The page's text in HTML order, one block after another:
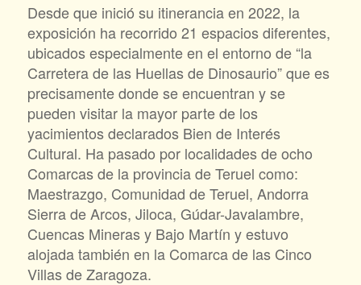
Desde que inició su itinerancia en 2022, la
exposición ha recorrido 21 espacios diferentes,
ubicados especialmente en el entorno de “la
Carretera de las Huellas de Dinosaurio” que es
precisamente donde se encuentran y se
pueden visitar la mayor parte de los
yacimientos declarados Bien de Interés
Cultural. Ha pasado por localidades de ocho
Comarcas de la provincia de Teruel como:
Maestrazgo, Comunidad de Teruel, Andorra
Sierra de Arcos, Jiloca, Gúdar-Javalambre,
Cuencas Mineras y Bajo Martín y estuvo
alojada también en la Comarca de las Cinco
Villas de Zaragoza.